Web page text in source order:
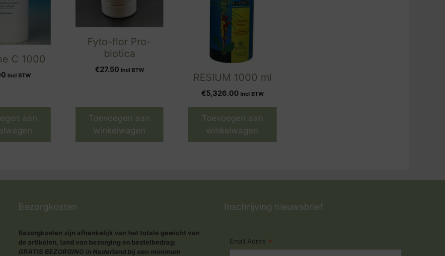
C 1000
Incl BTW
aan
Fyto-flor Pro-
biotica
€27.50 Incl BTW
Toevoegen aan
winkelwagen
RESIUM 1000 ml
€5,326.00 Incl BTW
Toevoegen aan
winkelwagen
Bezorgkosten
Bezorgkosten zijn afhankelijk van het totale gewicht van
de artikelen, land van bezorging en bestelbedrag:
GRATIS BEZORGING in Nederland bij een minimum
Inschrijving nieuwsbrief
Email Adres *